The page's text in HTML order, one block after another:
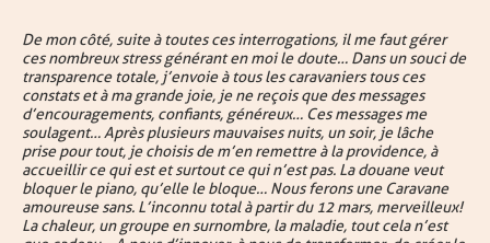
De mon côté, suite à toutes ces interrogations, il me faut gérer
ces nombreux stress générant en moi le doute… Dans un souci de
transparence totale, j’envoie à tous les caravaniers tous ces
constats et à ma grande joie, je ne reçois que des messages
d’encouragements, confiants, généreux… Ces messages me
soulagent… Après plusieurs mauvaises nuits, un soir, je lâche
prise pour tout, je choisis de m’en remettre à la providence, à
accueillir ce qui est et surtout ce qui n’est pas. La douane veut
bloquer le piano, qu’elle le bloque… Nous ferons une Caravane
amoureuse sans. L’inconnu total à partir du 12 mars, merveilleux !
La chaleur, un groupe en surnombre, la maladie, tout cela n’est